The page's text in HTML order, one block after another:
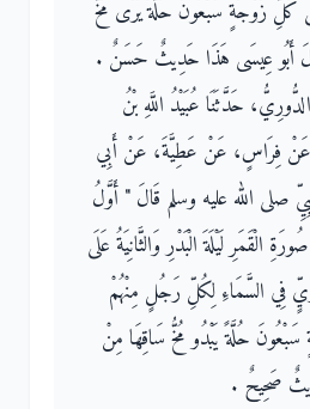
كُلِّ زَوْجَةٍ سَبْعُونَ حُلَّةً يُرَى مُخُّ
أَبُو عِيسَى هَذَا حَدِيثٌ حَسَنٌ ‏.
حَدَّثَنَا عُبَيْدُ اللَّهِ بْنُ
عَنْ فِرَاسٍ، عَنْ عَطِيَّةَ، عَنْ أَبِي
صلى الله عليه وسلم قَالَ ‏"‏ أَوَّلُ
الْقَمَرِ لَيْلَةَ الْبَدْرِ وَالثَّانِيَةُ عَلَى
السَّمَاءِ لِكُلِّ رَجُلٍ مِنْهُمْ
حُلَّةً يَبْدُو مُخُّ سَاقِهَا مِنْ
صَحِيحٌ ‏.‏